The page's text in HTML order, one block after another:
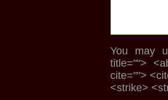
You may
title="">
cite="">
<strike>